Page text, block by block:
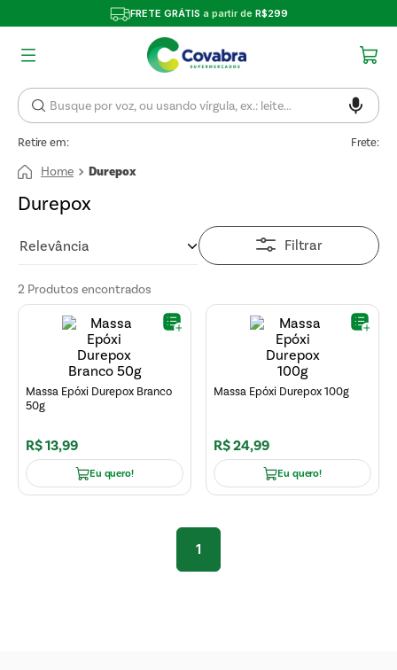
FRETE GRÁTIS a partir de R$299
Retire em: Frete:
Durepox
Durepox
Relevância Filtrar
2 Produtos
Massa Epóxi Durepox Branco
50g
R$13,99
Eu quero!
Massa Epóxi Durepox 100g
R$24,99
Eu quero!
1